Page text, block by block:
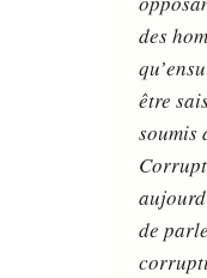
des
être
soumis
de